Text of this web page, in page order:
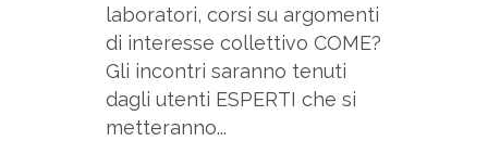
laboratori, corsi su argomenti
di interesse collettivo COME?
Gli incontri saranno tenuti
dagli utenti ESPERTI che si
metteranno...